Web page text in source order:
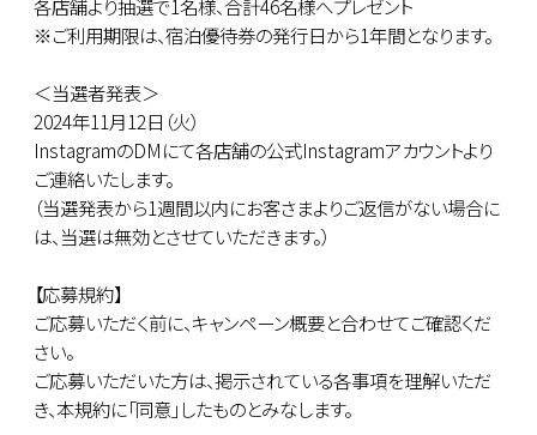
各店舗より抽選で1名様、合計46名様へプレゼント
※ご利用期限は、宿泊優待券の発行日から1年間となります。
＜当選者発表＞
2024年11月12日（火）
InstagramのDMにて各店舗の公式Instagramアカウントより
ご連絡いたします。
（当選発表から1週間以内にお客さまよりご返信がない場合に
は、当選は無効とさせていただきます。）
【応募規約】
ご応募いただく前に、キャンペーン概要と合わせてご確認くだ
さい。
ご応募いただいた方は、掲示されている各事項を理解いただ
き、本規約に「同意」したものとみなします。